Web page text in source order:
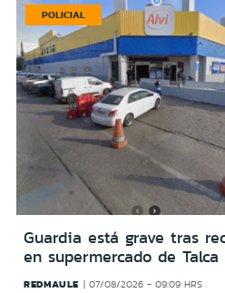
POLICIAL
Guardia está grave tras
en supermercado de Talca
REDMAULE 07/08/2026 - 09:09 HRS